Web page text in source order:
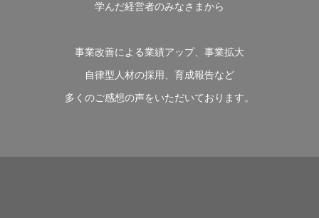
学んだ経営者のみなさまから
事業改善による業績アップ、事業拡大
自律型人材の採用、育成報告など
多くのご感想の声をいただいております。